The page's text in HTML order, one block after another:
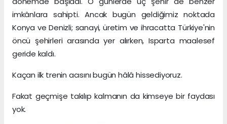
imkânlara sahipti. Ancak bugün geldiğimiz noktada
Konya ve Denizli; sanayi, üretim ve ihracatta Türkiye'nin
öncü şehirleri arasında yer alırken, Isparta maalesef
geride kaldı.
Kaçan ilk trenin acısını bugün hâlâ hissediyoruz.
Fakat geçmişe takılıp kalmanın da kimseye bir faydası
yok.